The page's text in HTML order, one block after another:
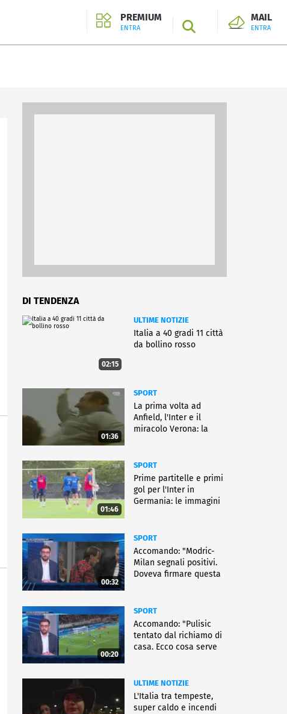
PREMIUM
ENTRA SEARCH
MAIL
ENTRA
DI TENDENZA
02:15
ULTIME NOTIZIE
Italia a 40 gradi 11 città
da bollino rosso
01:36
SPORT
La prima volta ad
Anfield, l'Inter e il
miracolo Verona: la
01:46
SPORT
Prime partitelle e primi
gol per l'Inter in
Germania: le immagini
00:32
SPORT
Accomando: "Modric-
Milan segnali positivi.
Doveva firmare questa
00:20
SPORT
Accomando: "Pulisic
tentato dal richiamo di
casa. Ecco cosa serve
ULTIME NOTIZIE
L'Italia tra tempeste,
super caldo e incendi